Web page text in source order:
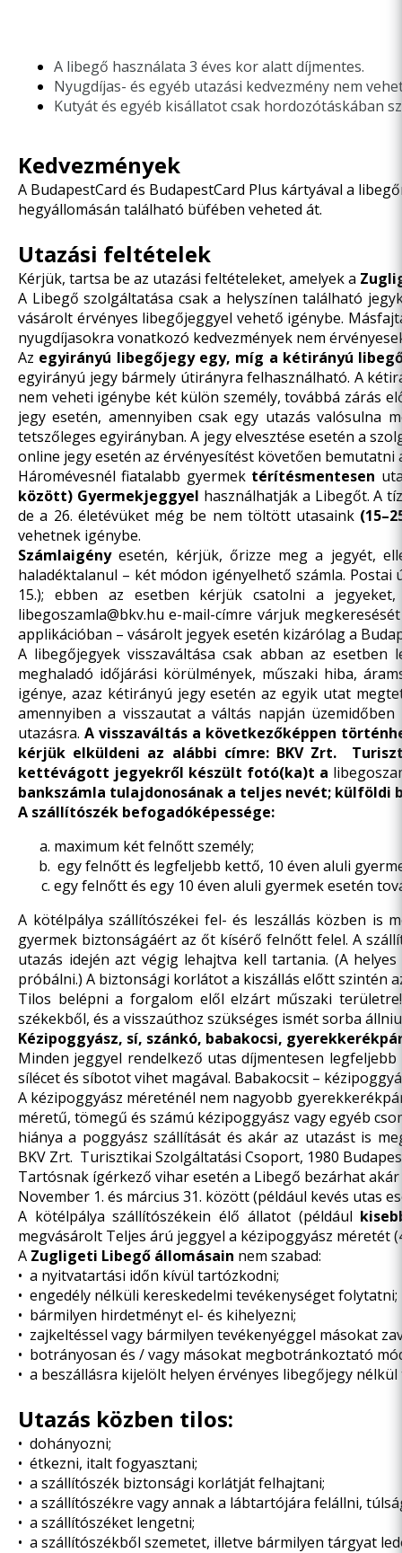
A libegő használata 3 éves kor alatt díjmentes.
Nyugdíjas- és egyéb utazási kedvezmény nem
Kutyát és egyéb kisállatot csak hordozótáskában
Kedvezmények
A BudapestCard és BudapestCard Plus kártyával a
hegyállomásán található büfében veheted át.
Utazási feltételek
Kérjük, tartsa be az utazási feltételeket, amelyek a
A Libegő szolgáltatása csak a helyszínen található
vásárolt érvényes libegőjeggyel vehető igénybe.
nyugdíjasokra vonatkozó kedvezmények nem
Az egyirányú libegőjegy egy, míg a kétirányú
egyirányú jegy bármely útirányra felhasználható. A
nem veheti igénybe két külön személy, továbbá zárás
jegy esetén, amennyiben csak egy utazás valósulna
tetszőleges egyirányban. A jegy elvesztése esetén a
online jegy esetén az érvényesítést követően bemutatni
Háromévesnél fiatalabb gyermek térítésmentesen
között) Gyermekjeggyel használhatják a Libegőt. A
de a 26. életévüket még be nem töltött utasaink
vehetnek igénybe.
Számlaigényesetén, kérjük, őrizze meg a jegyét,
haladéktalanul – két módon igényelhető számla.
15.); ebben az esetben kérjük csatolni a
libegoszamla
bkv.hu e-mail-címre várjuk
applikációban – vásárolt jegyek esetén kizárólag a
A libegőjegyek visszaváltása csak abban az
meghaladó időjárási körülmények, műszaki hiba,
igénye, azaz kétirányú jegy esetén az egyik utat
amennyiben a visszautat a váltás napján
utazásra. A visszaváltás a következőképpen
kérjük elküldeni az alábbi címre: BKV Zrt.
kettévágott jegyekről készült fotó(ka)t a
bankszámla tulajdonosának a teljes nevét; külföldi
A szállítószék befogadóképessége:
maximum két felnőtt személy;
egy felnőtt és legfeljebb kettő, 10 éven aluli
egy felnőtt és egy 10 éven aluli gyermek esetén
A kötélpálya szállítószékei fel- és leszállás közben is
gyermek biztonságáért az őt kísérő felnőtt felel. A
utazás idején azt végig lehajtva kell tartania. (A
próbálni.) A biztonsági korlátot a kiszállás előtt szintén
Tilos belépni a forgalom elől elzárt műszaki
székekből, és a visszaúthoz szükséges ismét sorba
Kézipoggyász, sí, szánkó, babakocsi,
Minden jeggyel rendelkező utas díjmentesen
sílécet és síbotot vihet magával. Babakocsit –
A kézipoggyász méreténél nem nagyobb
méretű, tömegű és számú kézipoggyász vagy egyéb
hiánya a poggyász szállítását és akár az utazást is
BKV Zrt. Turisztikai Szolgáltatási Csoport, 1980
Tartósnak ígérkező vihar esetén a Libegő bezárhat
November 1. és március 31. között (például kevés utas
A kötélpálya szállítószékein élő állatot (például
megvásárolt Teljes árú jeggyel a kézipoggyász méretét
A Zugligeti Libegő állomásain nem szabad:
• a nyitvatartási időn kívül tartózkodni;
• engedély nélküli kereskedelmi tevékenységet folytatni;
• bármilyen hirdetményt el- és kihelyezni;
• zajkeltéssel vagy bármilyen tevékenyéggel másokat
• botrányosan és / vagy másokat megbotránkoztató
• a beszállásra kijelölt helyen érvényes libegőjegy
Utazás közben tilos:
• dohányozni;
• étkezni, italt fogyasztani;
• a szállítószék biztonsági korlátját felhajtani;
• a szállítószékre vagy annak a lábtartójára felállni,
• a szállítószéket lengetni;
• a szállítószékből szemetet, illetve bármilyen tárgyat